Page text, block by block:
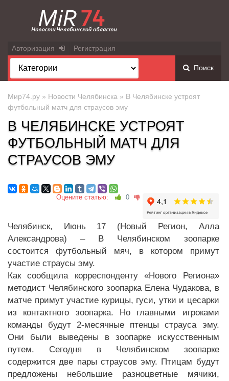
Авторизация Регистрация
Поиск
Мир74.ру » Новости Челябинска » В Челябинске устроят
футбольный матч для страусов эму
В ЧЕЛЯБИНСКЕ УСТРОЯТ
ФУТБОЛЬНЫЙ МАТЧ ДЛЯ
СТРАУСОВ ЭМУ
Оцените статью: 0
Челябинск, Июнь 17 (Новый Регион, Алла
Александрова) – В Челябинском зоопарке
состоится футбольный мяч, в котором примут
участие страусы эму.
Как сообщила корреспонденту «Нового Региона»
методист Челябинского зоопарка Елена Чудакова, в
матче примут участие курицы, гуси, утки и цесарки
из контактного зоопарка. Но главными игроками
команды будут 2-месячные птенцы страуса эму.
Они были выведены в зоопарке искусственным
путем. Сегодня в Челябинском зоопарке
содержится две пары страусов эму. Птицам будут
предложены небольшие разноцветные мячики,